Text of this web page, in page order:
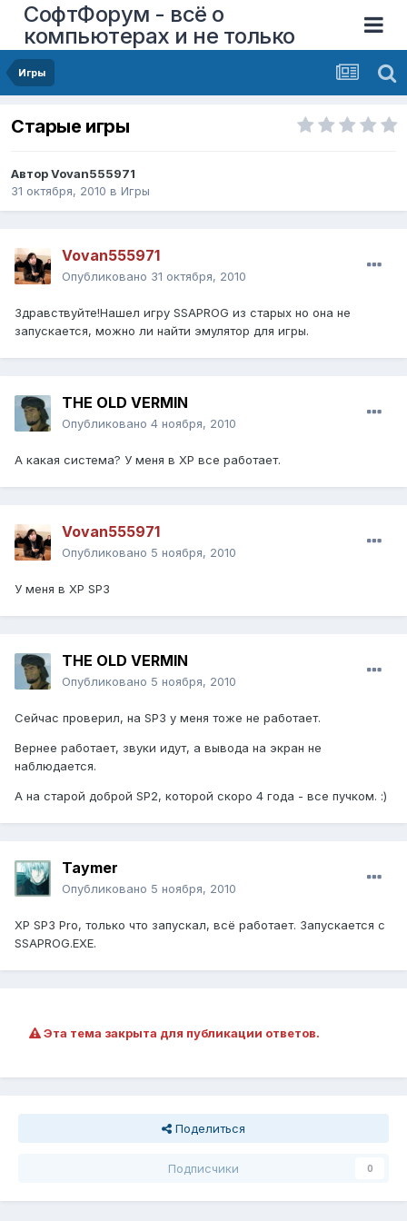
СофтФорум - всё о
компьютерах и не только
Игры
Старые игры
АвторVovan555971
31 октября, 2010 в Игры
Vovan555971
Опубликовано 31 октября, 2010
Здравствуйте!Нашел игру SSAPROG из старых но она не
запускается, можно ли найти эмулятор для игры.
THE OLD VERMIN
Опубликовано 4 ноября, 2010
А какая система? У меня в ХР все работает.
Vovan555971
Опубликовано 5 ноября, 2010
У меня в ХР SP3
THE OLD VERMIN
Опубликовано 5 ноября, 2010
Сейчас проверил, на SP3 у меня тоже не работает.
Вернее работает, звуки идут, а вывода на экран не
наблюдается.
А на старой доброй SP2, которой скоро 4 года - все пучком. :)
Taymer
Опубликовано 5 ноября, 2010
XP SP3 Pro, только что запускал, всё работает. Запускается с
SSAPROG.EXE.
Эта тема закрыта для публикации ответов.
Поделиться
Подписчики 0